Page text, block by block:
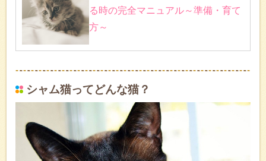
る時の完全マニュアル～準備・育て
方～
シャム猫ってどんな猫？